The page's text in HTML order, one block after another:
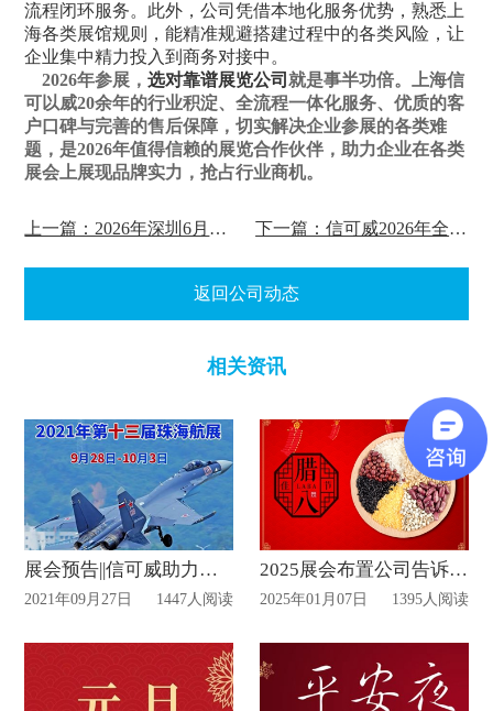
流程闭环服务。此外，公司凭借本地化服务优势，熟悉上
海各类展馆规则，能精准规避搭建过程中的各类风险，让
企业集中精力投入到商务对接中。
2026年参展，选对靠谱展览公司就是事半功倍。上海信
可以威20余年的行业积淀、全流程一体化服务、优质的客
户口碑与完善的售后保障，切实解决企业参展的各类难
题，是2026年值得信赖的展览合作伙伴，助力企业在各类
展会上展现品牌实力，抢占行业商机。
上一篇：2026年深圳6月份展会策划排期表 下一篇：信可威2026年全流程展会搭建服务全新升级
返回公司动态
相关资讯
展会预告||信可威助力艾睿光电和海洋王照明参加第十三届中国航展
2021年09月27日 1447人阅读
2025展会布置公司告诉您腊八节来啦
2025年01月07日 1395人阅读